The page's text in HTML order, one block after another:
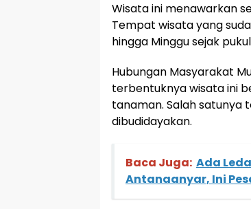
Wisata ini menawarkan
Tempat wisata yang
hingga Minggu sejak
Hubungan Masyarakat
terbentuknya wisata ini
tanaman. Salah satunya
dibudidayakan.
Baca Juga: Ada
Antanaanyar, Ini